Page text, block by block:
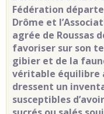
Fédération
Drôme et
agrée de Roussas
favoriser sur son
gibier et de la
véritable équilibre
dressent un
susceptibles